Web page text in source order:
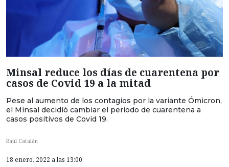
Minsal reduce los días de cuarentena por
casos de Covid 19 a la mitad
Pese al aumento de los contagios por la variante Ómicron,
el Minsal decidió cambiar el periodo de cuarentena a
casos positivos de Covid 19.
Raúl Catalán
18 enero, 2022 a las 13:00